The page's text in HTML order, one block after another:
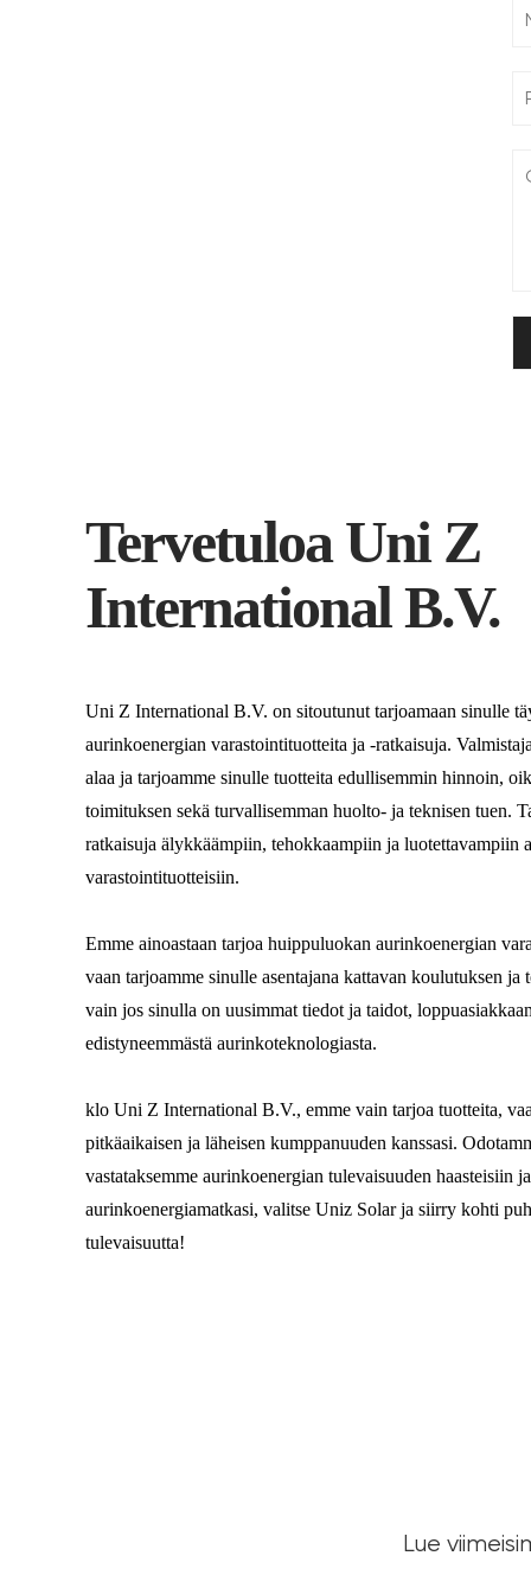
Tervetuloa Uni Z
International B.V.
Uni Z International B.V. on sitoutunut tarjoamaan sinulle
aurinkoenergian varastointituotteita ja -ratkaisuja.
alaa ja tarjoamme sinulle tuotteita edullisemmin hinnoin,
toimituksen sekä turvallisemman huolto- ja teknisen tuen.
ratkaisuja älykkäämpiin, tehokkaampiin ja luotettavampiin
varastointituotteisiin.
Emme ainoastaan ​​tarjoa huippuluokan aurinkoenergian
vaan tarjoamme sinulle asentajana kattavan koulutuksen ja
vain jos sinulla on uusimmat tiedot ja taidot,
edistyneemmästä aurinkoteknologiasta.
klo Uni Z International B.V., emme vain tarjoa tuotteita,
pitkäaikaisen ja läheisen kumppanuuden kanssasi.
vastataksemme aurinkoenergian tulevaisuuden haasteisiin
aurinkoenergiamatkasi, valitse Uniz Solar ja siirry kohti
tulevaisuutta!
Lue